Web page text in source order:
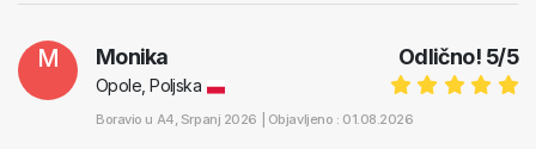
M Odlično! 5/5
Monika
Opole, Poljska
Boravio u A4, Srpanj 2026 | Objavljeno : 01.08.2026